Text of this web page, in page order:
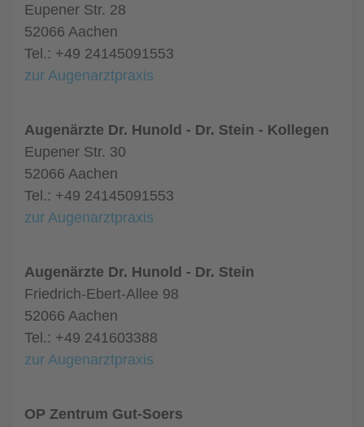
Eupener Str. 28
52066 Aachen
Tel.: +49 24145091553
zur Augenarztpraxis
Augenärzte Dr. Hunold - Dr. Stein - Kollegen
Eupener Str. 30
52066 Aachen
Tel.: +49 24145091553
zur Augenarztpraxis
Augenärzte Dr. Hunold - Dr. Stein
Friedrich-Ebert-Allee 98
52066 Aachen
Tel.: +49 241603388
zur Augenarztpraxis
OP Zentrum Gut-Soers